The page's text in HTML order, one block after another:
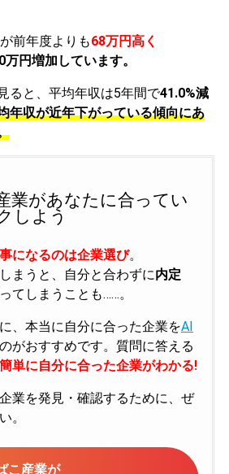
前年度よりも68万円高く
万円増加しています。
ると、平均年収は5年間で41.0%減
年収が近年下がっている傾向にあ
業があなたに合ってい
しよう
になるのは企業選び。
まうと、自分と合わずに内定
てしまうことも……。
、本当に自分に合った企業をAI
のがおすすめです。質問に答える
単に自分に合った企業がわかる!
業を発見・確認するために、ぜ
。
こ産業が